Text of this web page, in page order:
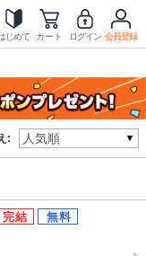
じめて カート ログイン 会員登録
: